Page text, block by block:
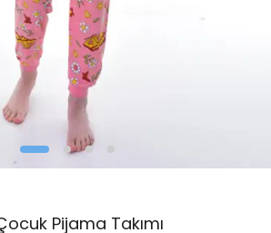
Pijama Takımı